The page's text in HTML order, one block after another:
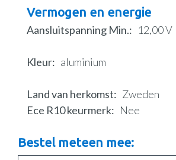
Vermogen en energie
Aansluitspanning Min. 12,00 V
Kleur aluminium
Land van herkomst
Zweden
Ece R10 keurmerk
Nee
Bestel meteen mee: